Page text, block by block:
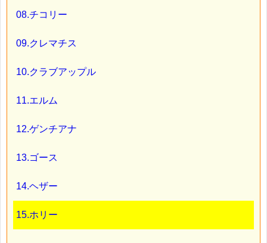
08.チコリー
09.クレマチス
10.クラブアップル
11.エルム
12.ゲンチアナ
13.ゴース
14.ヘザー
15.ホリー